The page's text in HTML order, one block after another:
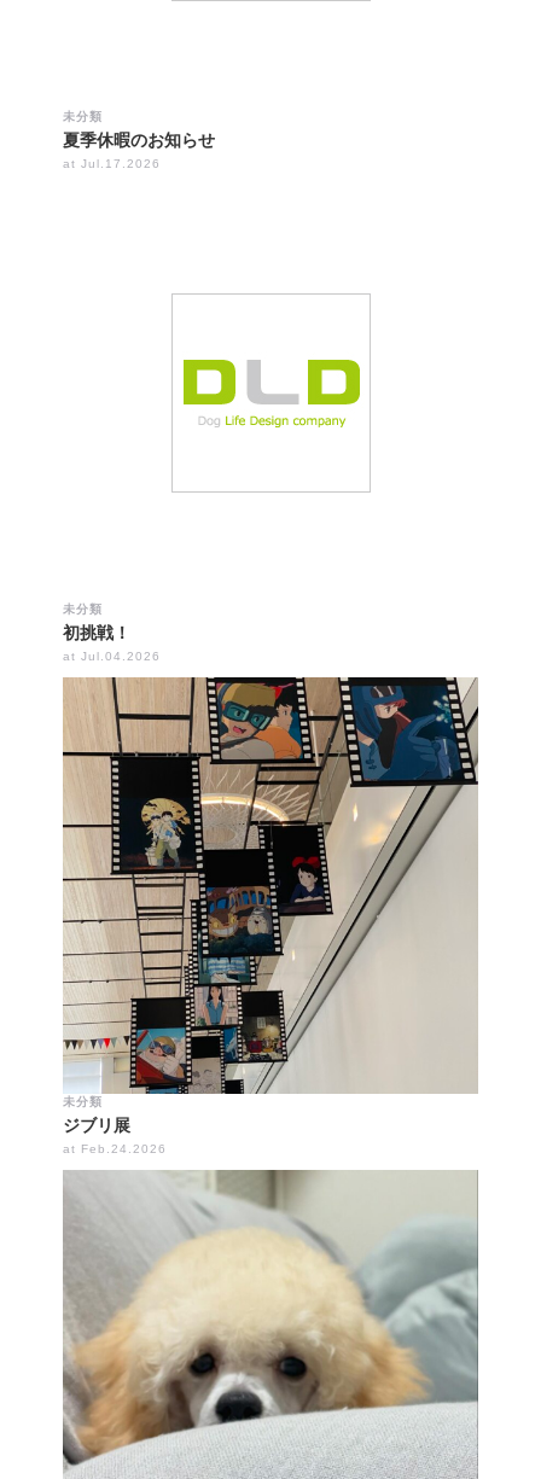
未分類
夏季休暇のお知らせ
at Jul.17.2026
未分類
初挑戦！
at Jul.04.2026
未分類
ジブリ展
at Feb.24.2026